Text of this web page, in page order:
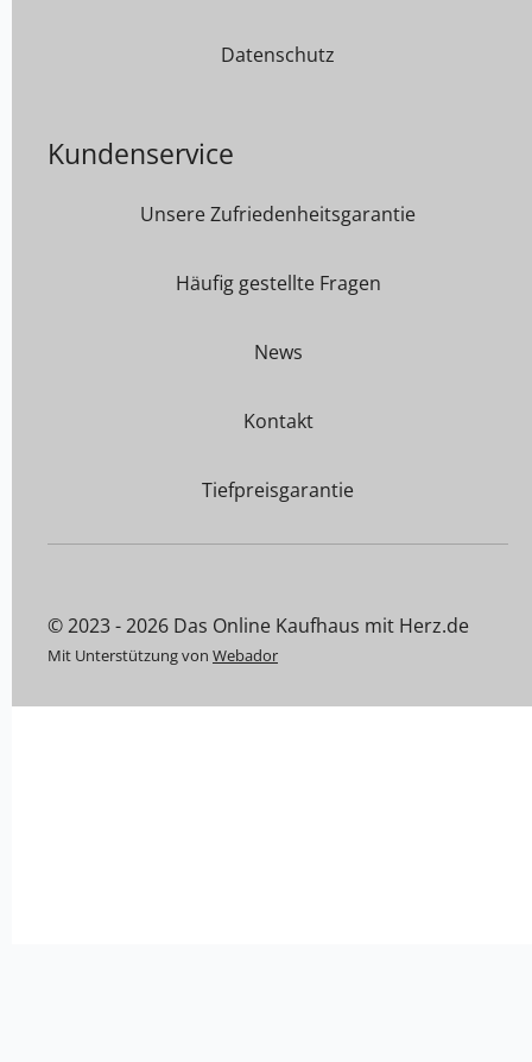
Datenschutz
Kundenservice
Unsere Zufriedenheitsgarantie
Häufig gestellte Fragen
News
Kontakt
Tiefpreisgarantie
© 2023 - 2026 Das Online Kaufhaus mit Herz.de
Mit Unterstützung von Webador